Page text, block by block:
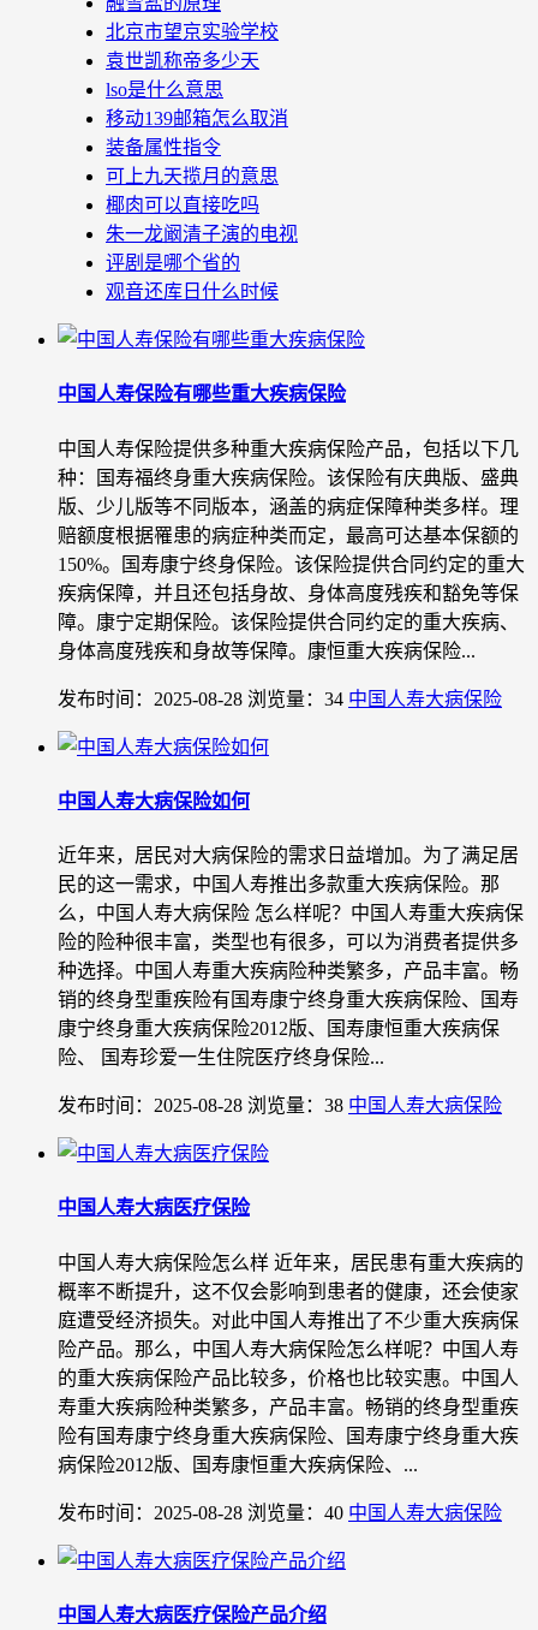
北京市望京实验学校
袁世凯称帝多少天
lso是什么意思
移动139邮箱怎么取消
装备属性指令
可上九天揽月的意思
椰肉可以直接吃吗
朱一龙阚清子演的电视
评剧是哪个省的
观音还库日什么时候
中国人寿保险有哪些重大疾病保险
中国人寿保险提供多种重大疾病保险产品，包括以下几
种：国寿福终身重大疾病保险。该保险有庆典版、盛典
版、少儿版等不同版本，涵盖的病症保障种类多样。理
赔额度根据罹患的病症种类而定，最高可达基本保额的
150%。国寿康宁终身保险。该保险提供合同约定的重大
疾病保障，并且还包括身故、身体高度残疾和豁免等保
障。康宁定期保险。该保险提供合同约定的重大疾病、
身体高度残疾和身故等保障。康恒重大疾病保险...
发布时间：2025-08-28 浏览量：34 中国人寿大病保险
中国人寿大病保险如何
近年来，居民对大病保险的需求日益增加。为了满足居
民的这一需求，中国人寿推出多款重大疾病保险。那
么，中国人寿大病保险 怎么样呢？中国人寿重大疾病保
险的险种很丰富，类型也有很多，可以为消费者提供多
种选择。中国人寿重大疾病险种类繁多，产品丰富。畅
销的终身型重疾险有国寿康宁终身重大疾病保险、国寿
康宁终身重大疾病保险2012版、国寿康恒重大疾病保
险、 国寿珍爱一生住院医疗终身保险...
发布时间：2025-08-28 浏览量：38 中国人寿大病保险
中国人寿大病医疗保险
中国人寿大病保险怎么样 近年来，居民患有重大疾病的
概率不断提升，这不仅会影响到患者的健康，还会使家
庭遭受经济损失。对此中国人寿推出了不少重大疾病保
险产品。那么，中国人寿大病保险怎么样呢？中国人寿
的重大疾病保险产品比较多，价格也比较实惠。中国人
寿重大疾病险种类繁多，产品丰富。畅销的终身型重疾
险有国寿康宁终身重大疾病保险、国寿康宁终身重大疾
病保险2012版、国寿康恒重大疾病保险、...
发布时间：2025-08-28 浏览量：40 中国人寿大病保险
中国人寿大病医疗保险产品介绍